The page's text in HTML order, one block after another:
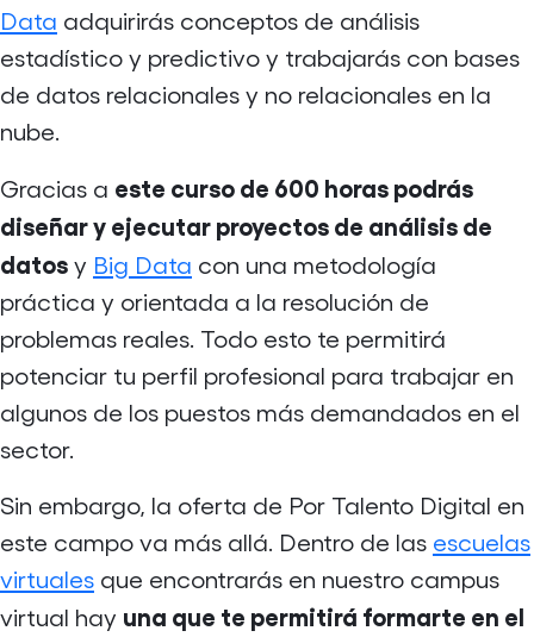
Data adquirirás conceptos de análisis
estadístico y predictivo y trabajarás con bases
de datos relacionales y no relacionales en la
nube.
Gracias a este curso de 600 horas podrás
diseñar y ejecutar proyectos de análisis de
datos y Big Data con una metodología
práctica y orientada a la resolución de
problemas reales. Todo esto te permitirá
potenciar tu perfil profesional para trabajar en
algunos de los puestos más demandados en el
sector.
Sin embargo, la oferta de Por Talento Digital en
este campo va más allá. Dentro de las escuelas
virtuales que encontrarás en nuestro campus
virtual hay una que te permitirá formarte en el